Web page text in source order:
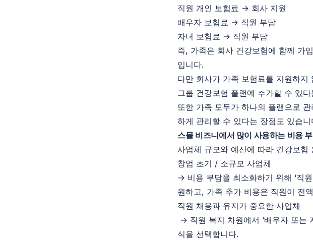
직원 개인 보험료 → 회사 지원
배우자 보험료 → 직원 부담
자녀 보험료 → 직원 부담
즉, 가족은 회사 건강보험에 함께 가
입니다.
다만 회사가 가족 보험료를 지원하
그룹 건강보험 플랜에 추가할 수 있
또한 가족 모두가 하나의 플랜으로
하게 관리할 수 있다는 장점도 있습니
스몰 비즈니에서 많이 사용하는 비용
사업체 규모와 예산에 따라 건강보험
창업 초기 / 소규모 사업체
→ 비용 부담을 최소화하기 위해 ‘직
원하고, 가족 추가 비용은 직원이 전
직원 채용과 유지가 중요한 사업체
→ 직원 복지 차원에서 ‘배우자 또는
식을 선택합니다.